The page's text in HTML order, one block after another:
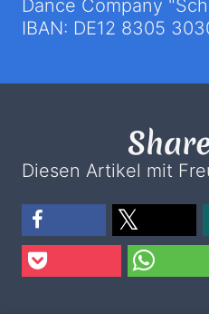
Dance Company
IBAN: DE12 8305
Diesen Artikel mit